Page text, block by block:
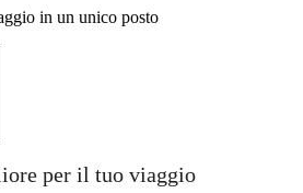
in un unico posto
per il tuo viaggio